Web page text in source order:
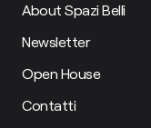
About Spazi Belli
Newsletter
Open House
Contatti